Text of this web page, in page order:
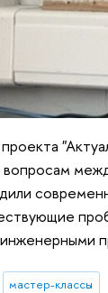
мастер-классы